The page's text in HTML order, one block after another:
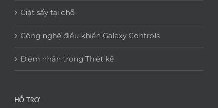
Giặt sấy tại chỗ
Công nghệ điều khiển Galaxy Controls
Điểm nhấn trong Thiết kế
HỖ TRỢ